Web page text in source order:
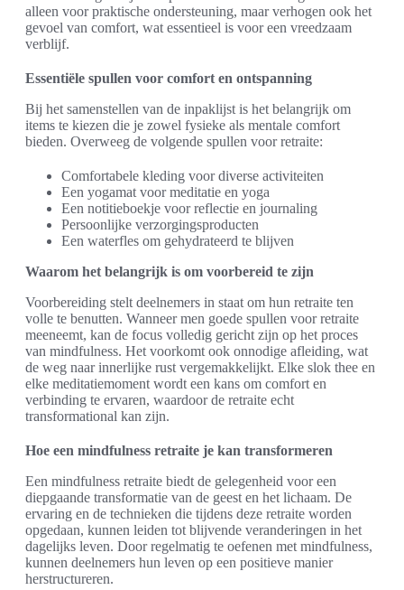
alleen voor praktische ondersteuning, maar verhogen ook het
gevoel van comfort, wat essentieel is voor een vreedzaam
verblijf.
Essentiële spullen voor comfort en ontspanning
Bij het samenstellen van de inpaklijst is het belangrijk om
items te kiezen die je zowel fysieke als mentale comfort
bieden. Overweeg de volgende spullen voor retraite:
Comfortabele kleding voor diverse activiteiten
Een yogamat voor meditatie en yoga
Een notitieboekje voor reflectie en journaling
Persoonlijke verzorgingsproducten
Een waterfles om gehydrateerd te blijven
Waarom het belangrijk is om voorbereid te zijn
Voorbereiding stelt deelnemers in staat om hun retraite ten
volle te benutten. Wanneer men goede spullen voor retraite
meeneemt, kan de focus volledig gericht zijn op het proces
van mindfulness. Het voorkomt ook onnodige afleiding, wat
de weg naar innerlijke rust vergemakkelijkt. Elke slok thee en
elke meditatiemoment wordt een kans om comfort en
verbinding te ervaren, waardoor de retraite echt
transformational kan zijn.
Hoe een mindfulness retraite je kan transformeren
Een mindfulness retraite biedt de gelegenheid voor een
diepgaande transformatie van de geest en het lichaam. De
ervaring en de technieken die tijdens deze retraite worden
opgedaan, kunnen leiden tot blijvende veranderingen in het
dagelijks leven. Door regelmatig te oefenen met mindfulness,
kunnen deelnemers hun leven op een positieve manier
herstructureren.